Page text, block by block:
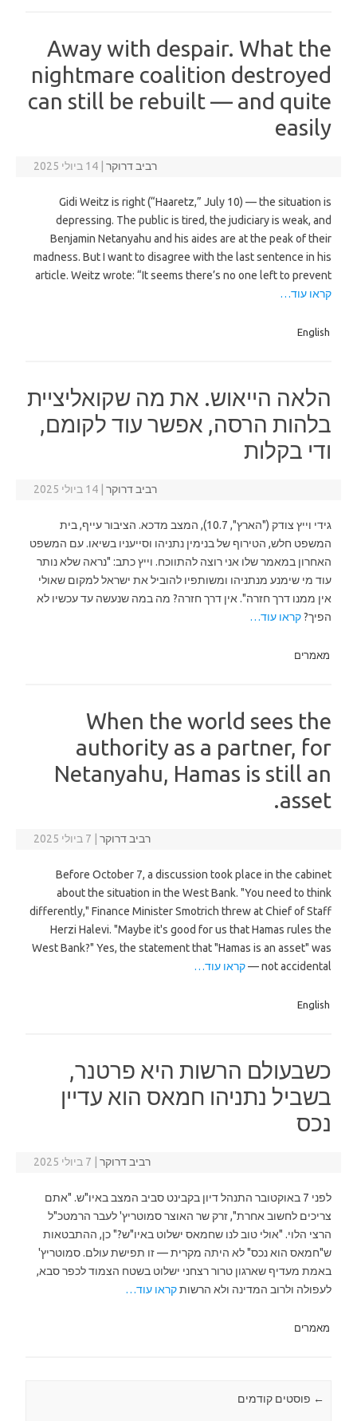
Away with despair. What the
nightmare coalition destroyed
can still be rebuilt — and quite
easily
רביב דרוקר 14 ביולי 2025
Gidi Weitz is right (“Haaretz,” July 10) — the situation is
depressing. The public is tired, the judiciary is weak, and
Benjamin Netanyahu and his aides are at the peak of their
madness. But I want to disagree with the last sentence in his
article. Weitz wrote: “It seems there’s no one left to prevent
קראו עוד…
English
הלאה הייאוש. את מה שקואליציית
בלהות הרסה, אפשר עוד לקומם,
ודי בקלות
רביב דרוקר 14 ביולי 2025
גידי וייץ צודק ("הארץ", 10.7), המצב מדכא. הציבור עייף, בית
המשפט חלש, הטירוף של בנימין נתניהו וסייעניו בשיאו. עם המשפט
האחרון במאמר שלו אני רוצה להתווכח. וייץ כתב: "נראה שלא נותר
עוד מי שימנע מנתניהו ומשותפיו להוביל את ישראל למקום שאולי
אין ממנו דרך חזרה". אין דרך חזרה? מה במה שנעשה עד עכשיו לא
הפיך?קראו עוד…
מאמרים
When the world sees the
authority as a partner, for
Netanyahu, Hamas is still an
asset.
רביב דרוקר 7 ביולי 2025
Before October 7, a discussion took place in the cabinet
about the situation in the West Bank. "You need to think
differently," Finance Minister Smotrich threw at Chief of Staff
Herzi Halevi. "Maybe it's good for us that Hamas rules the
West Bank?" Yes, the statement that "Hamas is an asset" was
not accidental —
קראו עוד…
English
כשבעולם הרשות היא פרטנר,
בשביל נתניהו חמאס הוא עדיין
נכס
רביב דרוקר 7 ביולי 2025
לפני 7 באוקטובר התנהל דיון בקבינט סביב המצב באיו"ש. "אתם
צריכים לחשוב אחרת", זרק שר האוצר סמוטריץ' לעבר הרמטכ"ל
הרצי הלוי. "אולי טוב לנו שחמאס ישלוט באיו"ש?" כן, ההתבטאות
ש"חמאס הוא נכס" לא היתה מקרית — זו תפישת עולם. סמוטריץ'
באמת מעדיף שארגון טרור רצחני ישלוט בשטח הצמוד לכפר סבא,
לעפולה ולרוב המדינה ולא הרשותקראו עוד…
מאמרים
Post navigation
← פוסטים קודמים